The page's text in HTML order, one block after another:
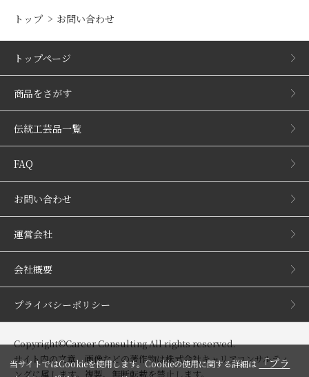
トップ お問い合わせ
トップページ
商品をさがす
伝統工芸品一覧
FAQ
お問い合わせ
運営会社
会社概要
プライバシーポリシー
Copyright©Career Consulting All rights reserved.
サイト内の文章、画像などの著作物は株式会社キャリアコンサルティ
ングに属します。複製、無断転載を禁止します。
当サイトではCookieを使用します。Cookieの使用に関する詳細は「プラ